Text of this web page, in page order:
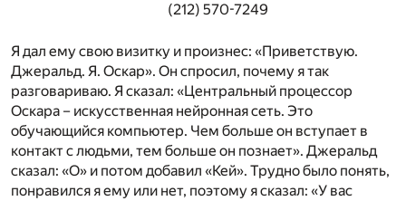
(212) 570-7249
Я дал ему свою визитку и произнес: «Приветствую.
Джеральд. Я. Оскар». Он спросил, почему я так
разговариваю. Я сказал: «Центральный процессор
Оскара – искусственная нейронная сеть. Это
обучающийся компьютер. Чем больше он вступает в
контакт с людьми, тем больше он познает». Джеральд
сказал: «О» и потом добавил «Кей». Трудно было понять,
понравился я ему или нет, поэтому я сказал: «У вас